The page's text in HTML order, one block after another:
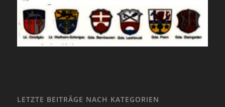
LETZTE BEITRÄGE NACH KATEGORIEN